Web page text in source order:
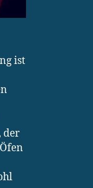
ist
der